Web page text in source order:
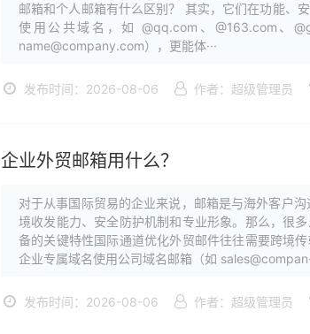
邮箱和个人邮箱有什么区别？ 其实，它们在功能、
使用公共域名，如 @qq.com、@163.com、
name@company.com），更能体···
发布时间：2026-08-06 作者：超级管理员
企业外贸邮箱用什么？
对于从事国际贸易的企业来说，邮箱是与海外客户
境收发能力、安全防护机制和专业形象。那么，很
备的关键特性国际通道优化外贸邮件往往需要跨境
企业专属域名使用公司域名邮箱（如
发布时间：2026-08-06 作者：超级管理员